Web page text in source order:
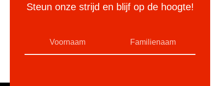
Steun onze strijd en blijf op de hoogte!